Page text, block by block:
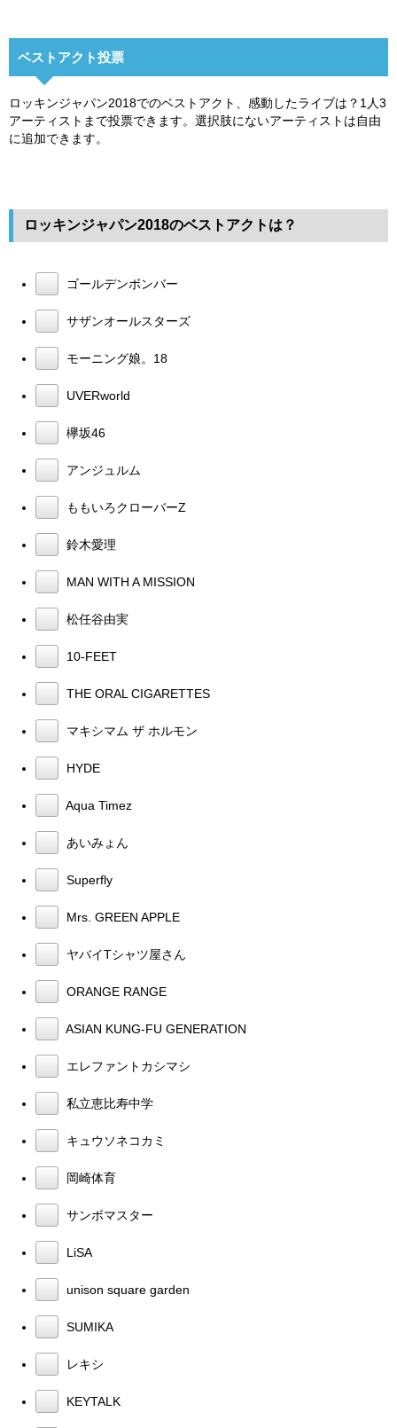
ベストアクト投票
ロッキンジャパン2018でのベストアクト、感動したライブは？1人3
アーティストまで投票できます。選択肢にないアーティストは自由
に追加できます。
ロッキンジャパン2018のベストアクトは？
ゴールデンボンバー
サザンオールスターズ
モーニング娘。18
UVERworld
欅坂46
アンジュルム
ももいろクローバーZ
鈴木愛理
MAN WITH A MISSION
松任谷由実
10-FEET
THE ORAL CIGARETTES
マキシマム ザ ホルモン
HYDE
Aqua Timez
あいみょん
Superfly
Mrs. GREEN APPLE
ヤバイTシャツ屋さん
ORANGE RANGE
ASIAN KUNG-FU GENERATION
エレファントカシマシ
私立恵比寿中学
キュウソネコカミ
岡崎体育
サンボマスター
LiSA
unison square garden
SUMIKA
レキシ
KEYTALK